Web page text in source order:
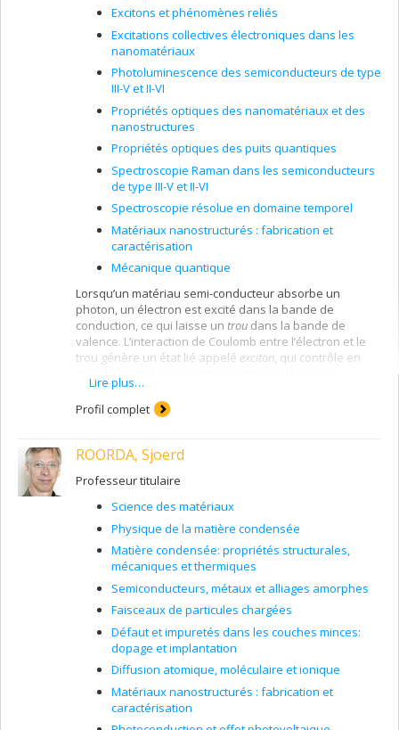
Excitons et phénomènes reliés
Excitations collectives électroniques dans les
nanomatériaux
Photoluminescence des semiconducteurs de type
III-V et II-VI
Propriétés optiques des nanomatériaux et des
nanostructures
Propriétés optiques des puits quantiques
Spectroscopie Raman dans les semiconducteurs
de type III-V et II-VI
Spectroscopie résolue en domaine temporel
Matériaux nanostructurés : fabrication et
caractérisation
Mécanique quantique
Lorsqu’un matériau semi-conducteur absorbe un
photon, un électron est excité dans la bande de
conduction, ce qui laisse un trou dans la bande de
valence. L’interaction de Coulomb entre l’électron et le
trou génère un état lié appelé exciton, qui contrôle en
conducteurs. Il s’avère de plus que lorsque le milieu est
structuré sur une échelle nanométrique, la réponse
optique des semi-conducteurs est radicalement
Mon programme de recherche est axé sur la dynamique
des excitons lorsqu’ils sont créés dans des milieux
absorbée et redistribuée dans le cadre
d’une représentation en termes d’excitations collectives.
Quoique de nature fondamentale, ce sujet est
intimement lié avec le développement del’excitonique
domaine en émergence qui vise à concevoir et
fabriquer de meilleurs dispositifs optiques pour
des applications allant de l’éclairage au calcul
quantique.
Lire plus…
Profil complet
ROORDA, Sjoerd
Professeur titulaire
Science des matériaux
Physique de la matière condensée
Matière condensée: propriétés structurales,
mécaniques et thermiques
Semiconducteurs, métaux et alliages amorphes
Faisceaux de particules chargées
Défaut et impuretés dans les couches minces:
dopage et implantation
Diffusion atomique, moléculaire et ionique
Matériaux nanostructurés : fabrication et
caractérisation